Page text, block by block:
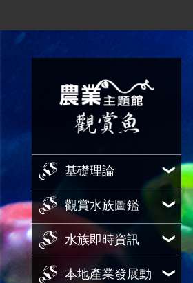
跳到主要內容
農業知識入口網
基礎理論
觀賞水族圖鑑
水族即時資訊
本地產業發展動